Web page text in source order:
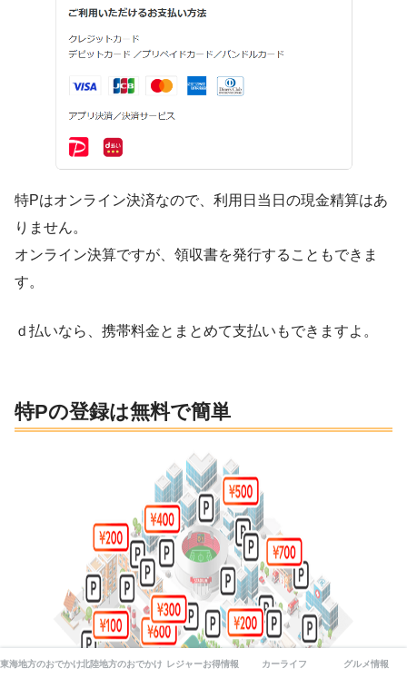
特Pはオンライン決済なので、利用日当日の現金精算はあ
りません。
オンライン決算ですが、領収書を発行することもできま
す。
ｄ払いなら、携帯料金とまとめて支払いもできますよ。
特Pの登録は無料で簡単
東海地方のおでかけ北陸地方のおでかけ レジャーお得情報 カーライフ グルメ情報